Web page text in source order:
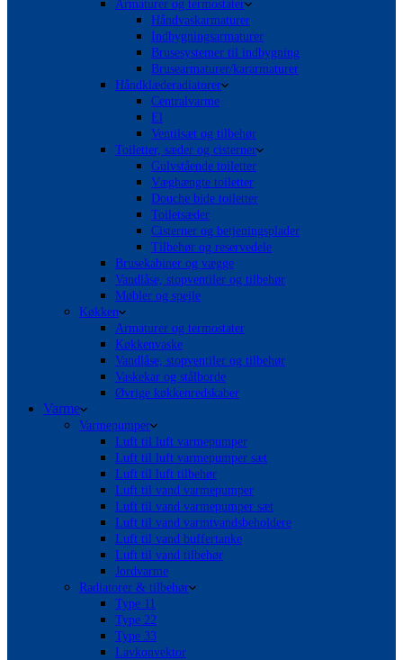
Armaturer og termostater
Håndvaskarmaturer
Indbygningsarmaturer
Brusesystemer til indbygning
Brusearmaturer/kararmaturer
Håndklæderadiatorer
Centralvarme
El
Ventilsæt og tilbehør
Toiletter, sæder og cisterner
Gulvstående toiletter
Væghængte toiletter
Douche bide toiletter
Toiletsæder
Cisterner og betjeningsplader
Tilbehør og reservedele
Brusekabiner og vægge
Vandlåse, stopventiler og tilbehør
Møbler og spejle
Køkken
Armaturer og termostater
Køkkenvaske
Vandlåse, stopventiler og tilbehør
Vaskekar og stålborde
Øvrige køkkenredskaber
Varme
Varmepumper
Luft til luft varmepumper
Luft til luft varmepumper sæt
Luft til luft tilbehør
Luft til vand varmepumper
Luft til vand varmepumper sæt
Luft til vand varmtvandsbeholdere
Luft til vand buffertanke
Luft til vand tilbehør
Jordvarme
Radiatorer & tilbehør
Type 11
Type 22
Type 33
Lavkonvektor